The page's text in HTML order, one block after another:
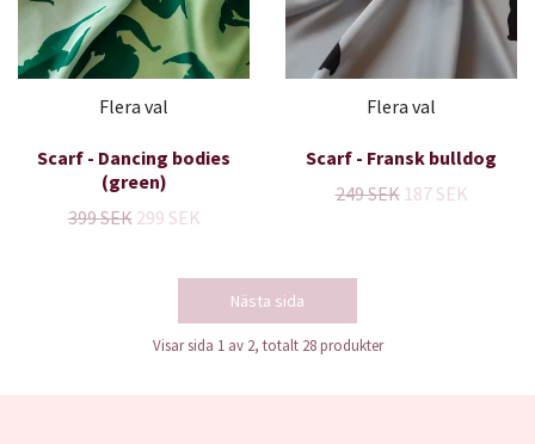
Flera val
Scarf - Dancing bodies
(green)
399 SEK 299 SEK
Flera val
Scarf - Fransk bulldog
249 SEK 187 SEK
Nästa sida
Visar sida 1 av 2, totalt 28 produkter